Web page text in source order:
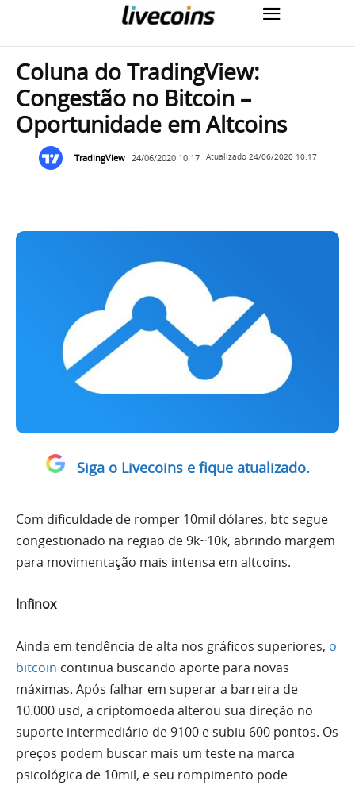
Coluna do TradingView:
Congestão no Bitcoin –
Oportunidade em Altcoins
TradingView 24/06/2020 10:17 Atualizado 24/06/2020 10:17
Siga o Livecoins e fique atualizado.
Com dificuldade de romper 10mil dólares, btc segue
congestionado na regiao de 9k~10k, abrindo margem
para movimentação mais intensa em altcoins.
Infinox
Ainda em tendência dealta nos gráficos superiores, o
bitcoin continua buscando aporte para novas
máximas. Após falhar em superar a barreira de
10.000 usd, a criptomoeda alterou sua direção no
suporte intermediário de 9100 e subiu 600 pontos. Os
preços podem buscar mais um teste na marca
psicológica de 10mil, e seu rompimento pode